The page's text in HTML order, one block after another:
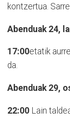
kontzertua.
Abenduak 24,
17:00etatik
da.
Abenduak 29,
22:00 Lain